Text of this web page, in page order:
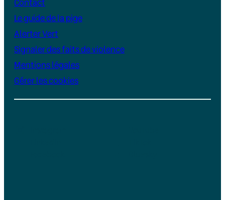
Contact
Le guide de la pige
Alerter Vert
Signaler des faits de violence
Mentions légales
Gérer les cookies